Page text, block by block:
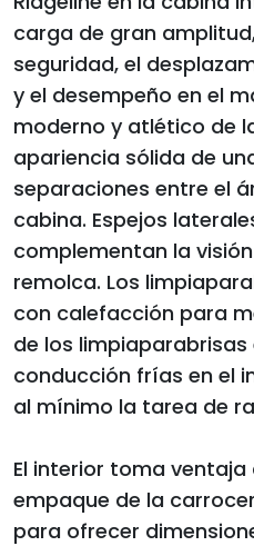
carga de gran
seguridad, el
y el desempeño en el
moderno y atlético de
apariencia sólida de
separaciones entre el
cabina. Espejos
complementan la
remolca. Los
con calefacción para
de los
conducción frías en el
al mínimo la tarea de
El interior toma ventaja
empaque de la
para ofrecer